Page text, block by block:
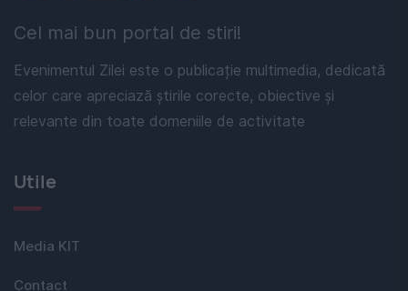
Cel mai bun portal de stiri!
Evenimentul Zilei este o publicație multimedia, dedicată
celor care apreciază știrile corecte, obiective și
relevante din toate domeniile de activitate
Utile
Media KIT
Contact